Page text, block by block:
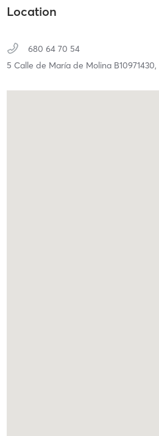
Location
680 64 70 54
5 Calle de María de Molina B10971430,